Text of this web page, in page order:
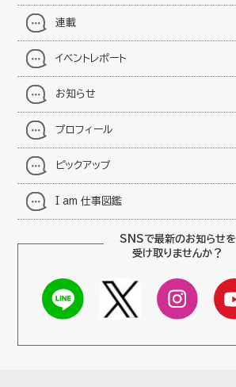
連載
イベントレポート
お知らせ
プロフィール
ピックアップ
I am 仕事図鑑
SNSで最新のお知らせを
受け取りませんか？